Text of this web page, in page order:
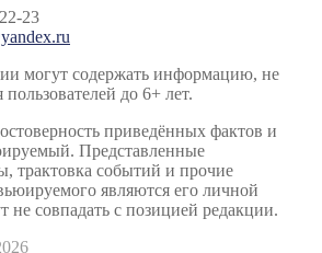
23
могут содержать информацию, не
до 6+ лет.
приведённых фактов и
Представленные
трактовка событий и прочие
являются его личной
не совпадать с позицией редакции.